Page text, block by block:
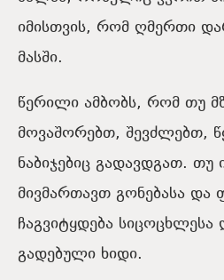
იმისთვის, რომ ღმერთი
მასში.
წერილი ამბობს, რომ თუ
მოვაშორებთ, შევძლებთ,
ნაბიჯებიც გადავდგათ. თუ
მივმართავთ გონებასა და
ჩაგვიტყდება
გადებული ხიდი.